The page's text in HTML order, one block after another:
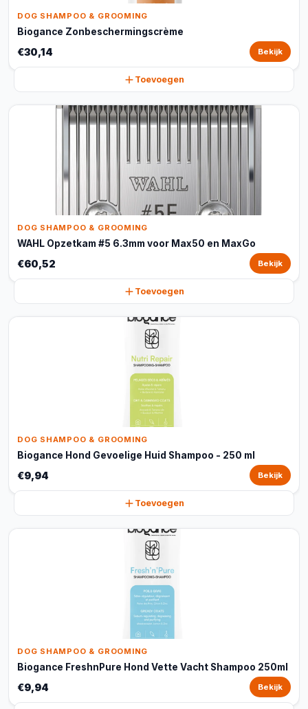
DOG SHAMPOO & GROOMING
Biogance Zonbeschermingscrème
€30,14 Bekijk
Toevoegen
DOG SHAMPOO & GROOMING
WAHL Opzetkam #5 6.3mm voor Max50 en MaxGo
€60,52 Bekijk
Toevoegen
DOG SHAMPOO & GROOMING
Biogance Hond Gevoelige Huid Shampoo - 250 ml
€9,94 Bekijk
Toevoegen
DOG SHAMPOO & GROOMING
Biogance FreshnPure Hond Vette Vacht Shampoo 250ml
€9,94 Bekijk